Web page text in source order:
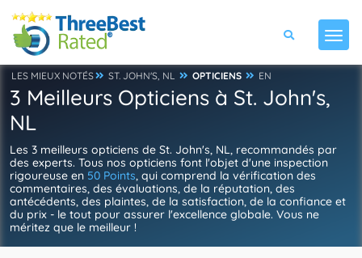
LES MIEUX NOTÉS ST. JOHN'S, NL OPTICIENS EN
3 Meilleurs Opticiens à St. John's,
NL
Les 3 meilleurs opticiens de St. John's, NL, recommandés par
des experts. Tous nos opticiens font l'objet d'une inspection
rigoureuse en 50 Points, qui comprend la vérification des
commentaires, des évaluations, de la réputation, des
antécédents, des plaintes, de la satisfaction, de la confiance et
du prix - le tout pour assurer l'excellence globale. Vous ne
méritez que le meilleur !